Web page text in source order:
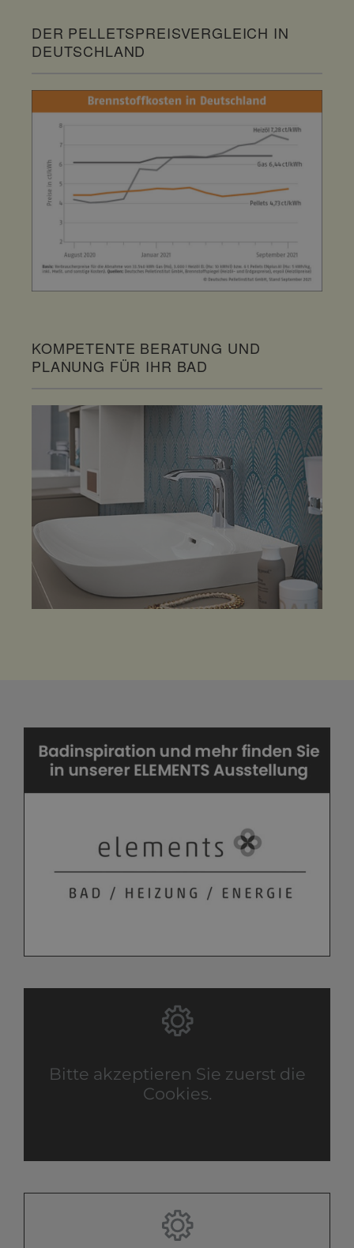
DER PELLETSPREISVERGLEICH IN
DEUTSCHLAND
KOMPETENTE BERATUNG UND
PLANUNG FÜR IHR BAD
Bitte akzeptieren Sie zuerst die
Cookies.